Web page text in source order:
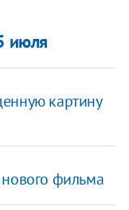
июля
картину
фильма